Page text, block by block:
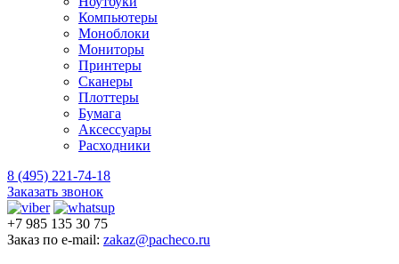
Компьютеры
Моноблоки
Мониторы
Принтеры
Сканеры
Плоттеры
Бумага
Аксессуары
Расходники
8 (495) 221-74-18
Заказать звонок
+7 985 135 30 75
Заказ по e-mail: zakaz@pacheco.ru